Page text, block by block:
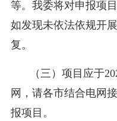
等。我委将对申报项
如发现未依法依规开
复。
（三）项目应于
网，请各市结合电网
报项目。